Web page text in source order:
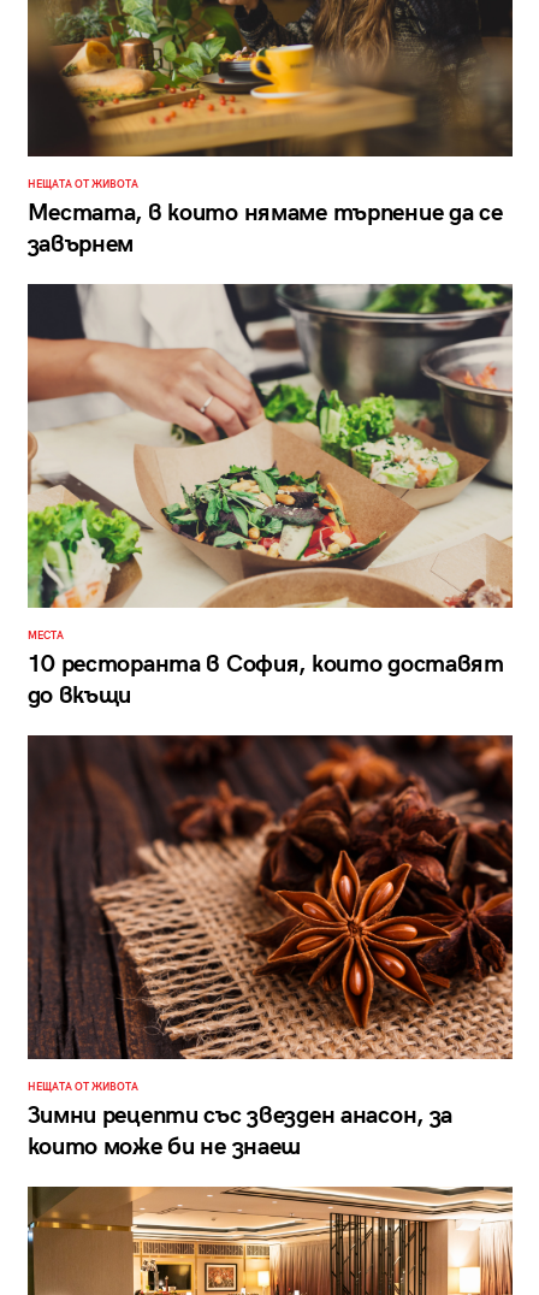
НЕЩАТА ОТ ЖИВОТА
Местата, в които нямаме търпение да се
завърнем
МЕСТА
10 ресторанта в София, които доставят
до вкъщи
НЕЩАТА ОТ ЖИВОТА
Зимни рецепти със звезден анасон, за
които може би не знаеш